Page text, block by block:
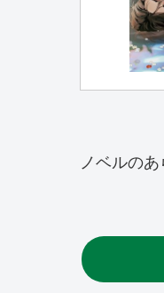
ノベルの